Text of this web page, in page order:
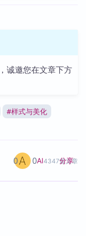
诚邀您在文章下方
#样式与美化
AI4347篇文章
0 0 分享